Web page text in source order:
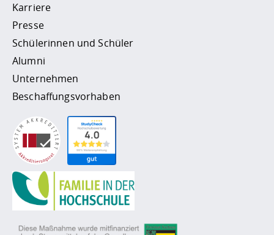
Karriere
Presse
Schülerinnen und Schüler
Alumni
Unternehmen
Beschaffungsvorhaben